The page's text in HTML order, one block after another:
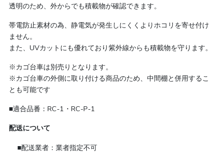
透明のため、外からでも積載物が確認できます。
帯電防止素材の為、静電気が発生しにくくよりホコリを寄せ付け
ません。
また、UVカットにも優れており紫外線からも積載物を守ります。
※カゴ台車は別売りとなります。
※カゴ台車の外側に取り付ける商品のため、中間棚と併用するこ
とも可能です
■適合品番：RC-1・RC-P-1
配送について
■配送業者：業者指定不可